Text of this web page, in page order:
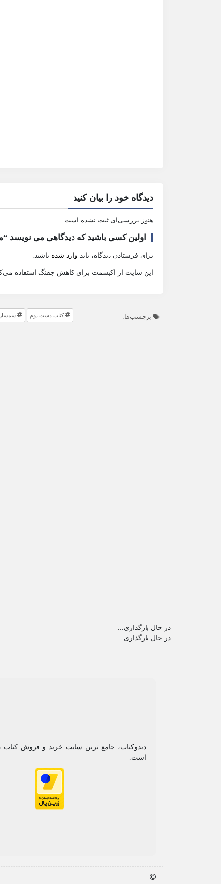
دیدگاه خود را بیان کنید
هنوز بررسی‌ای ثبت نشده است.
اولین کسی باشید که دیدگاهی می نویسد
برای فرستادن دیدگاه، باید وارد شده باشید.
این سایت از اکیسمت برای کاهش جفنگ استفاده
برچسب‌ها: کتاب دست دوم
در حال بارگذاری...
در حال بارگذاری...
دیدوکتاب، جامع ترین سایت خرید و فروش
است.